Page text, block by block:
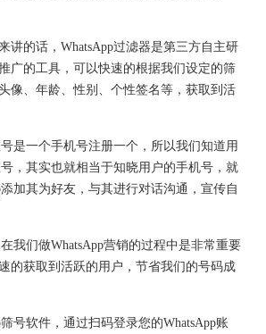
的话，WhatsApp过滤器是第三方自主研
广的工具，可以快速的根据我们设定的筛
像、年龄、性别、个性签名等，获取到活
一个手机号注册一个，所以我们知道用
号，其实也就相当于知晓用户的手机号，就
加其为好友，与其进行对话沟通，宣传自
们做WhatsApp营销的过程中是非常重要
的获取到活跃的用户，节省我们的号码成
软件，通过扫码登录您的WhatsApp账